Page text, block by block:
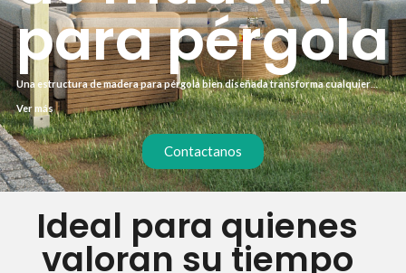
para pérgola
Una estructura de madera para pérgola bien diseñada transforma cualquier
terraza o jardín en un espacio protegido del sol y la lluvia. Trabajamos con
madera tratada en autoclave que garantiza durabilidad sin apenas
mantenimiento. Te ofrecemos un proceso llave en mano para que solo tengas
que disfrutar.
Ver más
Contactanos
Ideal para quienes
valoran su tiempo